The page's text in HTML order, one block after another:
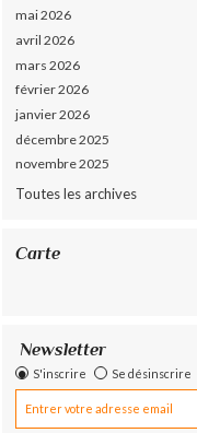
mai 2026
avril 2026
mars 2026
février 2026
janvier 2026
décembre 2025
novembre 2025
Toutes les archives
Carte
Newsletter
S'inscrire Se désinscrire